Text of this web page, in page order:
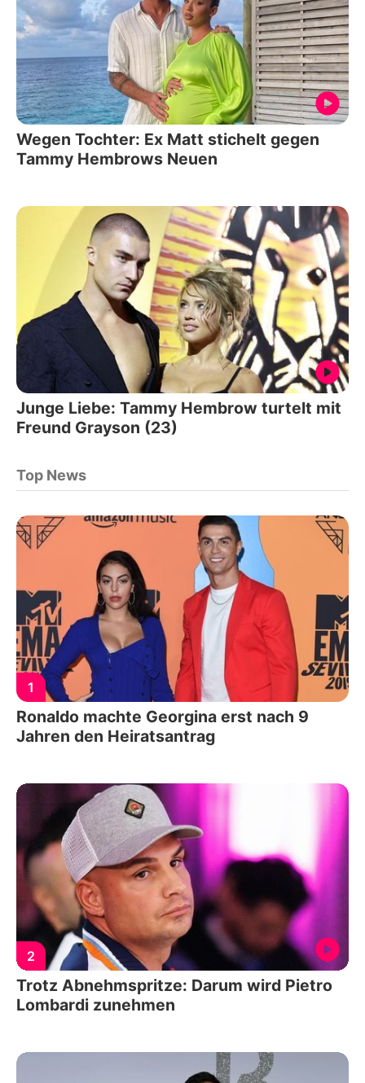
Wegen Tochter: Ex Matt stichelt gegen
Tammy Hembrows Neuen
Junge Liebe: Tammy Hembrow turtelt mit
Freund Grayson (23)
Top News
1
Ronaldo machte Georgina erst nach 9
Jahren den Heiratsantrag
2
Trotz Abnehmspritze: Darum wird Pietro
Lombardi zunehmen